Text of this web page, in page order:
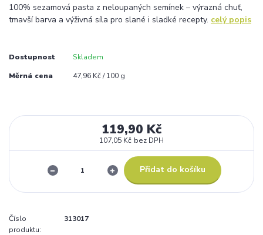
100% sezamová pasta z neloupaných semínek – výrazná chuť,
tmavší barva a výživná síla pro slané i sladké recepty. celý popis
Dostupnost Skladem
Měrná cena 47,96 Kč / 100 g
119,90 Kč
107,05 Kč bez DPH
Přidat do košíku
Číslo
produktu:
313017